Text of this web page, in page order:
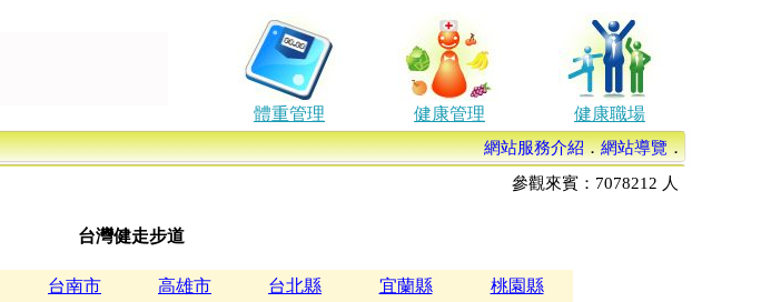
體重管理 健康管理
健康職場
網站服務介紹．網站導覽．
參觀來賓： 7078212 人
台灣健走步道
台南市 高雄市 台北縣 宜蘭縣
桃園縣